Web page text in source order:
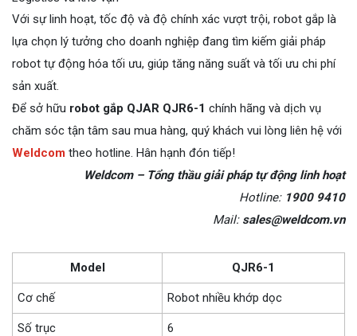
Với sự linh hoạt, tốc độ và độ chính xác vượt trội, robot gắp là
lựa chọn lý tưởng cho doanh nghiệp đang tìm kiếm giải pháp
robot tự động hóa tối ưu, giúp tăng năng suất và tối ưu chi phí
sản xuất.
Để sở hữu robot gắp QJAR QJR6-1 chính hãng và dịch vụ
chăm sóc tận tâm sau mua hàng, quý khách vui lòng liên hệ với
Weldcom theo hotline. Hân hạnh đón tiếp!
Weldcom – Tổng thầu giải pháp tự động linh hoạt
Hotline: 1900 9410
Mail: sales@weldcom.vn
Model QJR6-1
Cơ chế Robot nhiều khớp dọc
Số trục 6